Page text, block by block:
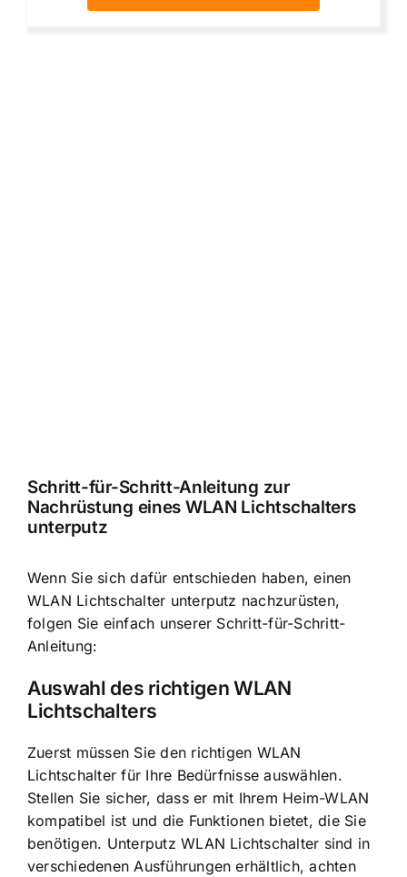
Schritt-für-Schritt-Anleitung zur
Nachrüstung eines WLAN Lichtschalters
unterputz
Wenn Sie sich dafür entschieden haben, einen
WLAN Lichtschalter unterputz nachzurüsten,
folgen Sie einfach unserer Schritt-für-Schritt-
Anleitung:
Auswahl des richtigen WLAN
Lichtschalters
Zuerst müssen Sie den richtigen WLAN
Lichtschalter für Ihre Bedürfnisse auswählen.
Stellen Sie sicher, dass er mit Ihrem Heim-WLAN
kompatibel ist und die Funktionen bietet, die Sie
benötigen. Unterputz WLAN Lichtschalter sind in
verschiedenen Ausführungen erhältlich, achten